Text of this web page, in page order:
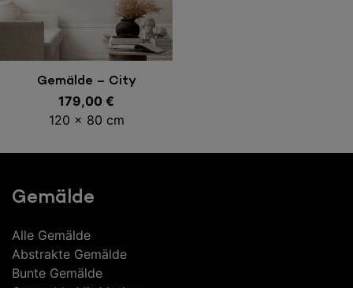
In den Warenkorb
Gemälde – City
179,00 €
120 x 80 cm
Gemälde
Alle Gemälde
Abstrakte Gemälde
Bunte Gemälde